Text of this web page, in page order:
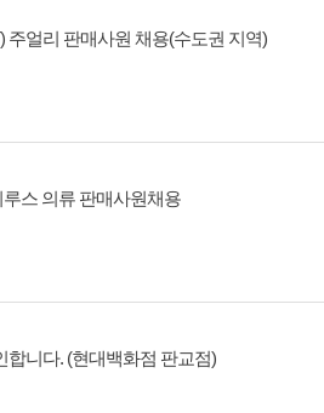
주얼리 판매사원 채용(수도권 지역)
스 의류 판매사원채용
합니다. (현대백화점 판교점)